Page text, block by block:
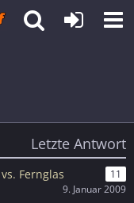
Letzte Antwort
Fernglas
11
9. Januar 2009